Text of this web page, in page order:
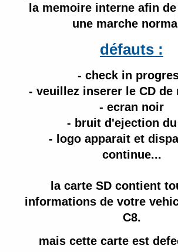
la memoire interne afin
une marche
défauts :
- check in
- veuillez inserer le CD de
- ecran noir
- bruit d'ejection du
- logo apparait et
continue...
la carte SD contient
informations de votre
C8.
mais cette carte est